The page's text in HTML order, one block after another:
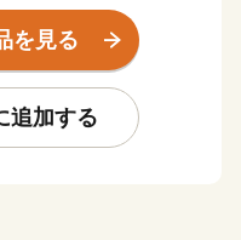
は、重要無形民俗文化
登録された祭りの主役
、東京からはおよそ
車道などの高速道路
を見る
追加する